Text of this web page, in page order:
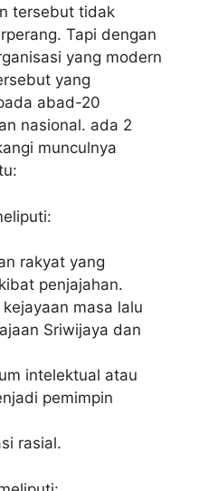
tersebut tidak
Tapi dengan
yang modern
yang
abad-20
nasional. ada 2
munculnya
rakyat yang
penjajahan.
masa lalu
Sriwijaya dan
intelektual atau
pemimpin
rasial.